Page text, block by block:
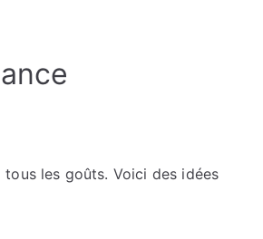
les goûts. Voici des idées